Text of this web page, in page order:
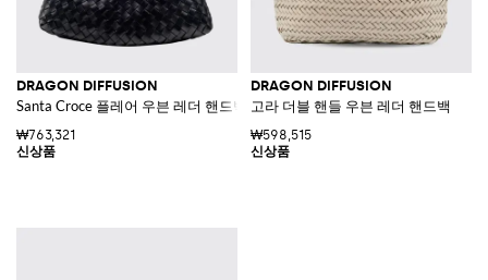
DRAGON DIFFUSION
Santa Croce 플레어 우븐 레더 핸드백 브레이드 핸들
₩763,321
DRAGON DIFFUSION
고라 더블 핸들 우븐 레더 핸드백
₩598,515